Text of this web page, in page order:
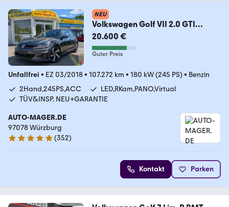
NEU
Volkswagen Golf VII 2.0 GTI
Perf*ACC*LED*PANO*RKam*Virtu
al
20.600 €
Guter Preis
Unfallfrei • EZ 03/2018• 107.272 km • 180 kW (245 PS) • Benzin
2Hand,245PS,ACC
LED,RKam,PANO,Virtual
TÜV&INSP. NEU+GARANTIE
AUTO-MAGER.DE
97078 Würzburg
5 Sterne
(352)
Kontakt Parken